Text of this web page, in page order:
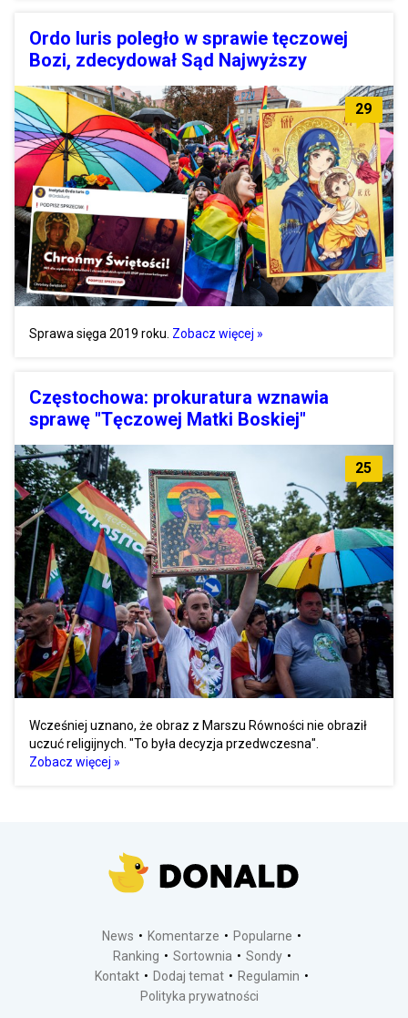
Ordo Iuris poległo w sprawie tęczowej
Bozi, zdecydował Sąd Najwyższy
29
Sprawa sięga 2019 roku. Zobacz więcej »
Częstochowa: prokuratura wznawia
sprawę "Tęczowej Matki Boskiej"
25
Wcześniej uznano, że obraz z Marszu Równości nie obraził
uczuć religijnych. "To była decyzja przedwczesna".
Zobacz więcej »
News Komentarze
Popularne
Ranking
Sortownia
Sondy
Kontakt
Dodaj temat
Regulamin
Polityka prywatności